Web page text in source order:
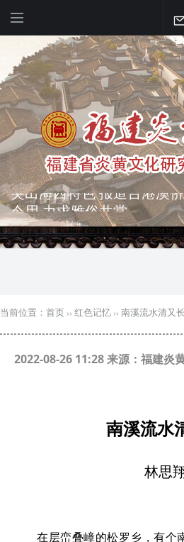
弘扬优秀文化 振奋民族精
瑰宝 宣传中华精英
突出海西特色 报道台港澳
当前位置： 首页 ›› 红色记忆 ›› 南溪流水清又长
2022-08-26 11:28 来源：福建炎
南溪流水
林思
在层峦叠嶂的松罗乡，有个